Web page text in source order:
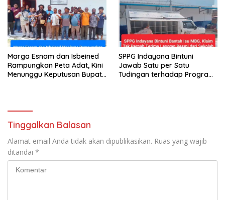
Marga Esnam dan Isbeined
Rampungkan Peta Adat, Kini
Menunggu Keputusan Bupati
SPPG Indayana Bintuni
Jawab Satu per Satu
Tudingan terhadap Program
Tinggalkan Balasan
Alamat email Anda tidak akan dipublikasikan. Ruas yang wajib
ditandai *